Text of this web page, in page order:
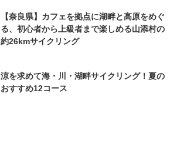
【奈良県】カフェを拠点に湖畔と高原をめぐ
る、初心者から上級者まで楽しめる山添村の
約26kmサイクリング
涼を求めて海・川・湖畔サイクリング！夏の
おすすめ12コース